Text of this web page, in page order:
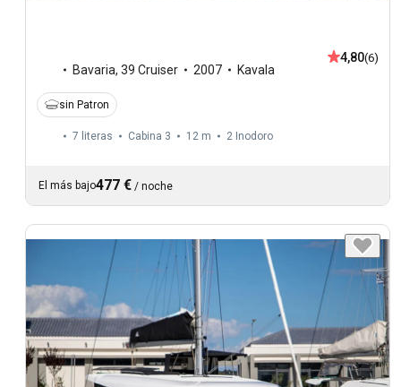
Bavaria, 39 Cruiser 2007 Kavala
4,80(6)
sin Patron
7 literas Cabina 3 12 m 2 Inodoro
El más bajo477 € / noche